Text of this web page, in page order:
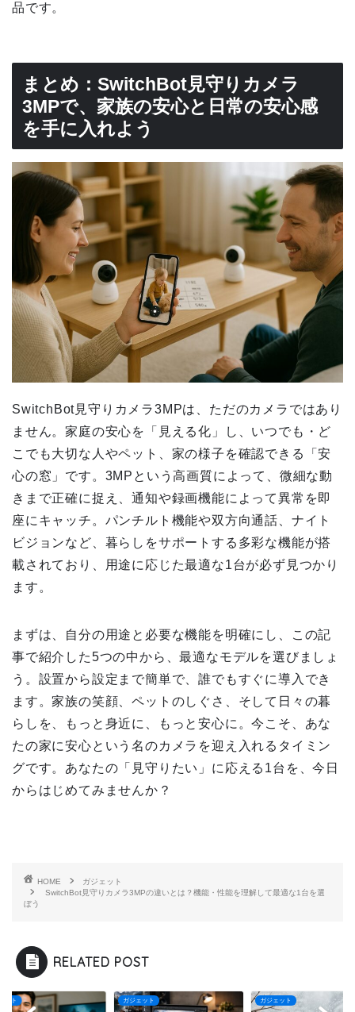
品です。
まとめ：SwitchBot見守りカメラ
3MPで、家族の安心と日常の安心感
を手に入れよう
SwitchBot見守りカメラ3MPは、ただのカメラではあり
ません。家庭の安心を「見える化」し、いつでも・ど
こでも大切な人やペット、家の様子を確認できる「安
心の窓」です。3MPという高画質によって、微細な動
きまで正確に捉え、通知や録画機能によって異常を即
座にキャッチ。パンチルト機能や双方向通話、ナイト
ビジョンなど、暮らしをサポートする多彩な機能が搭
載されており、用途に応じた最適な1台が必ず見つかり
ます。
まずは、自分の用途と必要な機能を明確にし、この記
事で紹介した5つの中から、最適なモデルを選びましょ
う。設置から設定まで簡単で、誰でもすぐに導入でき
ます。家族の笑顔、ペットのしぐさ、そして日々の暮
らしを、もっと身近に、もっと安心に。今こそ、あな
たの家に安心という名のカメラを迎え入れるタイミン
グです。あなたの「見守りたい」に応える1台を、今日
からはじめてみませんか？
HOME
ガジェット
SwitchBot見守りカメラ3MPの違いとは？機能・性能を理解して最適な1台を選
ぼう
RELATED POST
ット ガジェット ガジェット